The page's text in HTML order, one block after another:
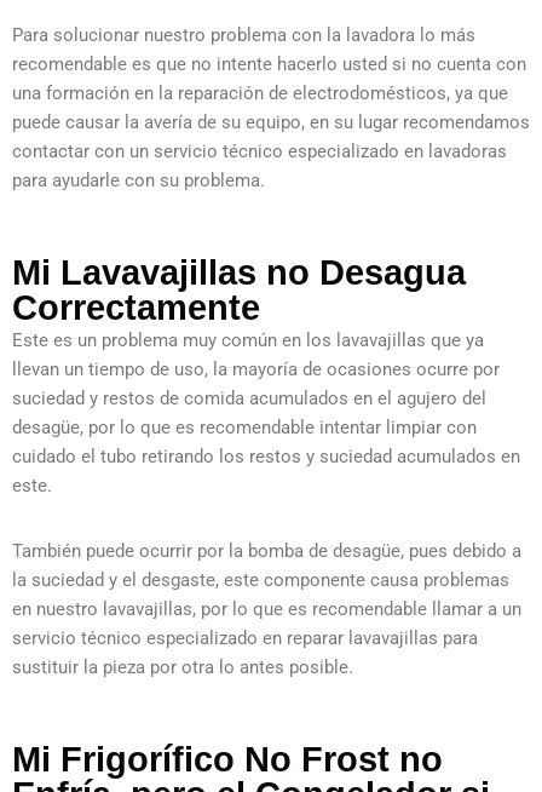
Para solucionar nuestro problema con la lavadora lo más
recomendable es que no intente hacerlo usted si no cuenta con
una formación en la reparación de electrodomésticos, ya que
puede causar la avería de su equipo, en su lugar recomendamos
contactar con un servicio técnico especializado en lavadoras
para ayudarle con su problema.
Mi Lavavajillas no Desagua
Correctamente
Este es un problema muy común en los lavavajillas que ya
llevan un tiempo de uso, la mayoría de ocasiones ocurre por
suciedad y restos de comida acumulados en el agujero del
desagüe, por lo que es recomendable intentar limpiar con
cuidado el tubo retirando los restos y suciedad acumulados en
este.
También puede ocurrir por la bomba de desagüe, pues debido a
la suciedad y el desgaste, este componente causa problemas
en nuestro lavavajillas, por lo que es recomendable llamar a un
servicio técnico especializado en reparar lavavajillas para
sustituir la pieza por otra lo antes posible.
Mi Frigorífico No Frost no